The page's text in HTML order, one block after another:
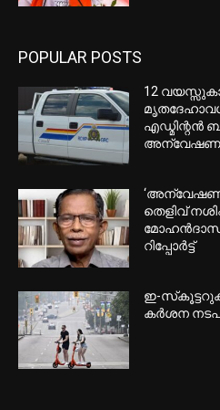
POPULAR POSTS
12
എഡ്മിന്റൻ
തെളിവ്
റിപ്പോർട്ട്
ഇ-
കര്‍ശന